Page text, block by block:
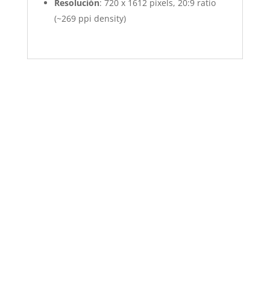
Resolución: 720 x 1612 pixels, 20:9 ratio
(~269 ppi density)